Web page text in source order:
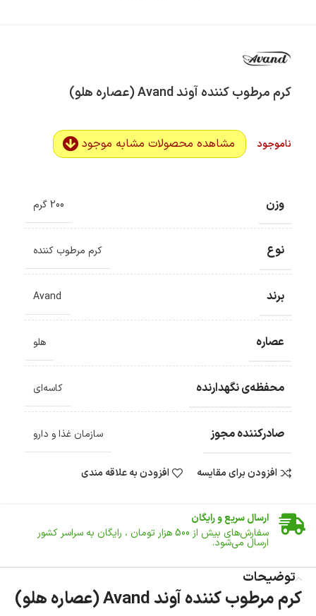
کرم مرطوب کننده آوند Avand (عصاره هلو)
ناموجود مشاهده محصولات مشابه موجود
وزن 200 گرم
نوع کرم مرطوب کننده
برند Avand
عصاره هلو
محفظه‌ی نگهدارنده کاسه‌ای
صادرکننده مجوز سازمان غذا و دارو
افزودن برای مقایسه افزودن به علاقه مندی
ضمانت اصالت کالا
ارسال سریع و رایگان
سفارش‌های بیش از 500 هزار تومان ، رایگان به سراسر کشور
ارسال می‌شود.
تا 14 روز پس از تحویل کالا می‌توانید آن را برگشت دهید.
امکان پرداخت در محل
توضیحات
کرم مرطوب کننده آوند Avand (عصاره هلو)